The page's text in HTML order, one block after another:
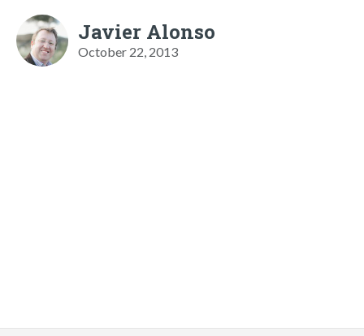
Javier Alonso
October 22, 2013